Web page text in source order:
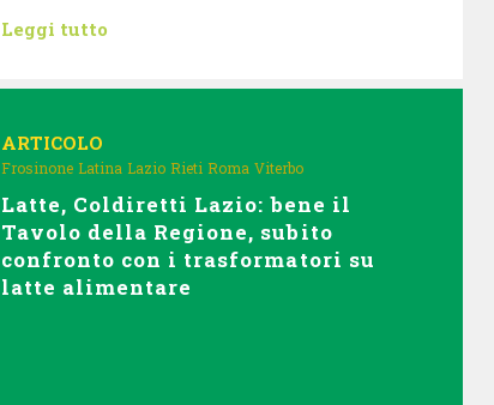
Leggi tutto
ARTICOLO
Frosinone Latina Lazio Rieti Roma Viterbo
Latte, Coldiretti Lazio: bene il
Tavolo della Regione, subito
confronto con i trasformatori su
latte alimentare